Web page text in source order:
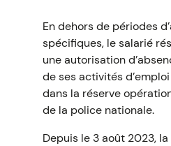
En dehors de périodes
spécifiques, le salarié
une autorisation
de ses activités
dans la réserve
de la police nationale.
Depuis le 3 août 2023,